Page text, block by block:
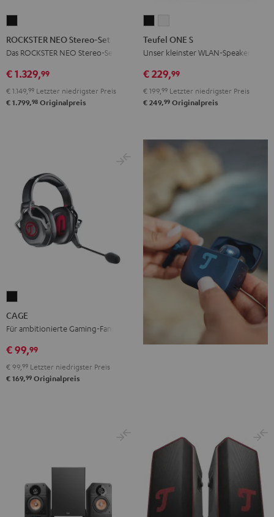
NEO
Stereo-
Schwarz
ROCKSTER NEO Stereo-Set
Das ROCKSTER NEO Stereo-Set
€ 1.329,99
€ 1.149,99 Letzter niedrigster Preis
€ 1.799,98 Originalpreis
ONE
S
ONE
S
Teufel ONE S
Unser kleinster WLAN-Speaker
€ 229,99
€ 199,99 Letzter niedrigster Preis
€ 249,99 Originalpreis
Schwarz
CAGE
Für ambitionierte Gaming-Fans
€ 99,99
€ 99,99 Letzter niedrigster Preis
€ 169,99 Originalpreis